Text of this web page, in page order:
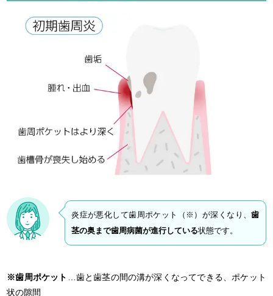
炎症が悪化して歯周ポケット（※）が深くなり、歯
茎の奥まで歯周病菌が進行している状態です。
※歯周ポケット …歯と歯茎の間の溝が深くなってできる、ポケット
状の隙間